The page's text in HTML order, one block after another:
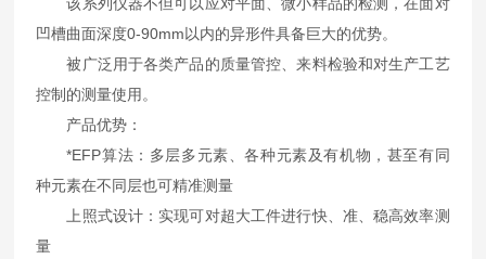
凹槽曲面深度0-90mm以内的异形件具备巨大的优势。
被广泛用于各类产品的质量管控、来料检验和对生产工艺
控制的测量使用。
产品优势：
*EFP算法：多层多元素、各种元素及有机物，甚至有同
种元素在不同层也可精准测量
上照式设计：实现可对超大工件进行快、准、稳高效率测
量